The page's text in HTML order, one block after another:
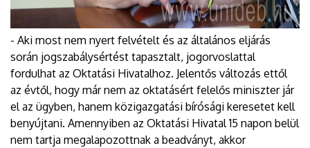
- Aki most nem nyert felvételt és az általános eljárás
során jogszabálysértést tapasztalt, jogorvoslattal
fordulhat az Oktatási Hivatalhoz. Jelentős változás ettől
az évtől, hogy már nem az oktatásért felelős miniszter jár
el az ügyben, hanem közigazgatási bírósági keresetet kell
benyújtani. Amennyiben az Oktatási Hivatal 15 napon belül
nem tartja megalapozottnak a beadványt, akkor